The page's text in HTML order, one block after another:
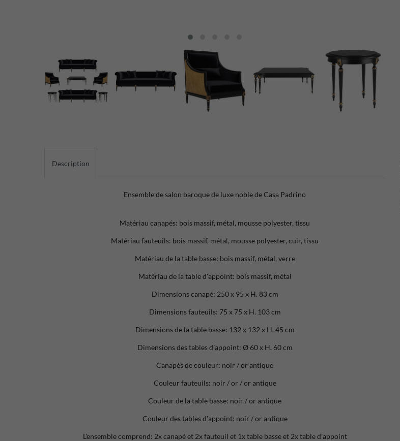
Description
Ensemble de salon baroque de luxe noble de Casa Padrino
Matériau canapés: bois massif, métal, mousse polyester, tissu
Matériau fauteuils: bois massif, métal, mousse polyester, cuir, tissu
Matériau de la table basse: bois massif, métal, verre
Matériau de la table d'appoint: bois massif, métal
Dimensions canapé: 250 x 95 x H. 83 cm
Dimensions fauteuils: 75 x 75 x H. 103 cm
Dimensions de la table basse: 132 x 132 x H. 45 cm
Dimensions des tables d'appoint: Ø 60 x H. 60 cm
Canapés de couleur: noir / or antique
Couleur fauteuils: noir / or / or antique
Couleur de la table basse: noir / or antique
Couleur des tables d'appoint: noir / or antique
L'ensemble comprend: 2x canapé et 2x fauteuil et 1x table basse et 2x table d'appoint